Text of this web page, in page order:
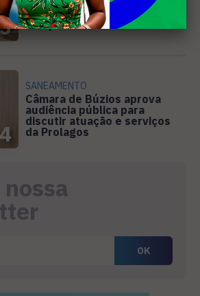
3
Festival de Cinema de
Campos
4
SANEAMENTO
Câmara de Búzios aprova
audiência pública para
discutir atuação e serviços
da Prolagos
nossa